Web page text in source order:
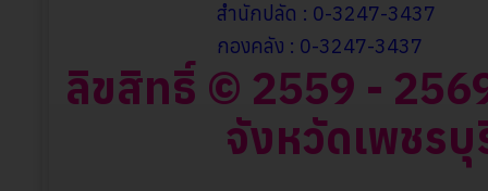
สำนักปลัด : 0-3247-3437
กองคลัง : 0-3247-3437
ลิขสิทธิ์ © 2559 -
จังหวัดเพชร